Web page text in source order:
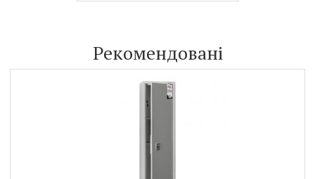
Рекомендовані